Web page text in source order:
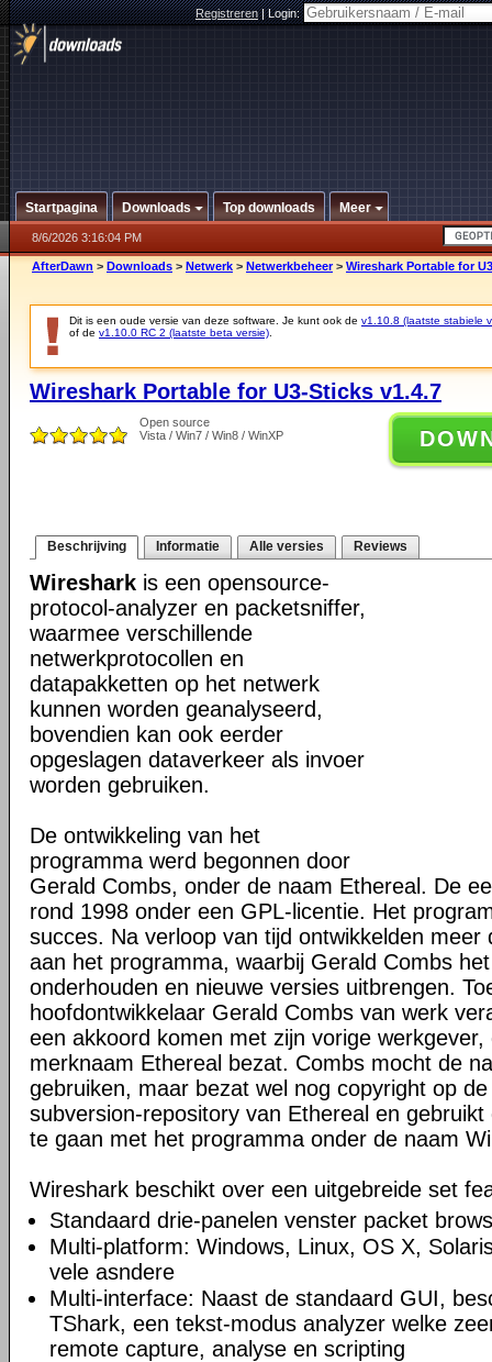
Registreren|Login:
Startpagina Downloads Top downloads Meer
8/6/2026 3:16:04 PM
AfterDawn > Downloads > Netwerk > Netwerkbeheer > Wireshark Portable for
Dit is een oude versie van deze software. Je kunt ook de v1.10.8 (laatste stabiele
of de v1.10.0 RC 2 (laatste beta versie)
Wireshark Portable for U3-Sticks v1.4.7
Open source
Vista / Win7 / Win8 / WinXP
Beschrijving Informatie Alle versies Reviews
Wireshark is een opensource-
protocol-analyzer en packetsniffer,
waarmee verschillende
netwerkprotocollen en
datapakketten op het netwerk
kunnen worden geanalyseerd,
bovendien kan ook eerder
opgeslagen dataverkeer als invoer
worden gebruiken.
De ontwikkeling van het
programma werd begonnen door
Gerald Combs, onder de naam Ethereal. De
rond 1998 onder een GPL-licentie. Het
succes. Na verloop van tijd ontwikkelden meer
aan het programma, waarbij Gerald Combs
onderhouden en nieuwe versies uitbrengen.
hoofdontwikkelaar Gerald Combs van werk
een akkoord komen met zijn vorige
merknaam Ethereal bezat. Combs mocht de
gebruiken, maar bezat wel nog copyright op
subversion-repository van Ethereal en
te gaan met het programma onder de naam
Wireshark beschikt over een uitgebreide set
Standaard drie-panelen venster packet
Multi-platform: Windows, Linux, OS X,
vele asndere
Multi-interface: Naast de standaard GUI,
TShark, een tekst-modus analyzer welke
remote capture, analyse en scripting